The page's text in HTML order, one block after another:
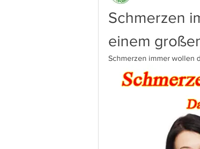
Schmerzen
einem
Schmerzen immer wollen